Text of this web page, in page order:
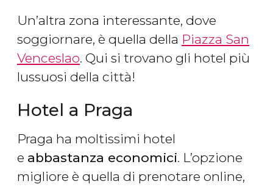
Un’altra zona interessante, dove
soggiornare, è quella della Piazza San
Venceslao. Qui si trovano gli hotel più
lussuosi della città!
Hotel a Praga
Praga ha moltissimi hotel
e abbastanza economici. L’opzione
migliore è quella di prenotare online,